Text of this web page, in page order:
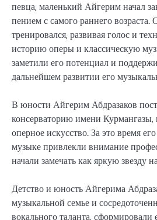
певца, маленький Айгерим начал
пением с самого раннего возраста.
тренировался, развивая голос и
историю оперы и классическую
заметили его потенциал и
дальнейшем развитии его
В юности Айгерим Абдразаков
консерваторию имени Курмангазы,
оперное искусство. За это время
музыке привлекли внимание
начали замечать как яркую звезду
Детство и юность Айгерима
музыкальной семье и
вокального таланта, сформировали